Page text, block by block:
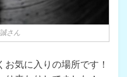
さん
気に入りの場所です！